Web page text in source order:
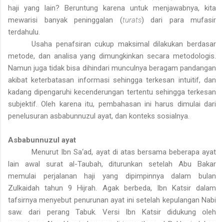
haji yang lain? Beruntung karena untuk menjawabnya, kita
mewarisi banyak peninggalan (turats) dari para mufasir
terdahulu.
Usaha penafsiran cukup maksimal dilakukan berdasar
metode, dan analisa yang dimungkinkan secara metodologis.
Namun juga tidak bisa dihindari munculnya beragam pandangan
akibat keterbatasan informasi sehingga terkesan intuitif, dan
kadang dipengaruhi kecenderungan tertentu sehingga terkesan
subjektif. Oleh karena itu, pembahasan ini harus dimulai dari
penelusuran asbabunnuzul ayat, dan konteks sosialnya.
Asbabunnuzul ayat
Menurut Ibn Sa‘ad, ayat di atas bersama beberapa ayat
lain awal suratal-Taubah, diturunkan setelah Abu Bakar
memulai perjalanan haji yang dipimpinnya dalam bulan
Zulkaidah tahun 9 Hijrah. Agak berbeda, Ibn Katsir dalam
tafsirnya menyebut penurunan ayat ini setelah kepulangan Nabi
saw. dari perang Tabuk. Versi Ibn Katsir didukung oleh